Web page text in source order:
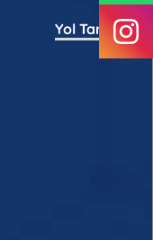
Yol Tarifi